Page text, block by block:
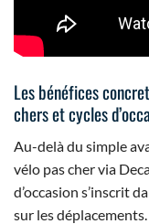
Les bénéfices
chers et cycles
Au-delà du simple
vélo pas cher via
d’occasion s’inscrit
sur les